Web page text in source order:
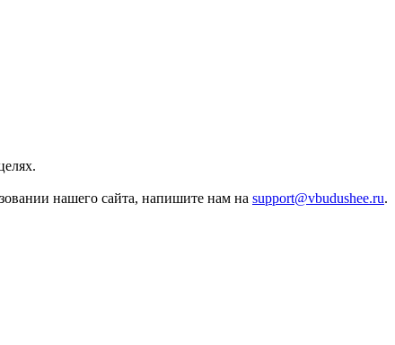
нашего сайта, напишите нам на support@vbudushee.ru.